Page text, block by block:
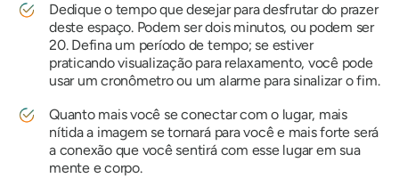
Dedique o tempo que desejar para desfrutar do prazer
deste espaço. Podem ser dois minutos, ou podem ser
20. Defina um período de tempo; se estiver
praticando visualização para relaxamento, você pode
usar um cronômetro ou um alarme para sinalizar o fim.
Quanto mais você se conectar com o lugar, mais
nítida a imagem se tornará para você e mais forte será
a conexão que você sentirá com esse lugar em sua
mente e corpo.